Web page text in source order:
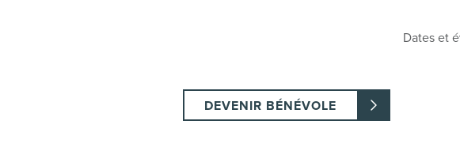
Dates et
DEVENIR BÉNÉVOLE